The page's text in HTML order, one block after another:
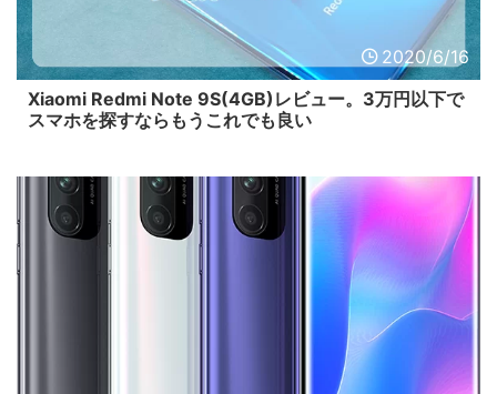
2020/6/16
Xiaomi Redmi Note 9S(4GB)レビュー。3万円以下で
スマホを探すならもうこれでも良い